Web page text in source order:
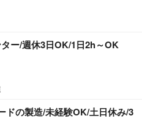
ー/週休3日OK/1日2h～OK
ドの製造/未経験OK/土日休み/3